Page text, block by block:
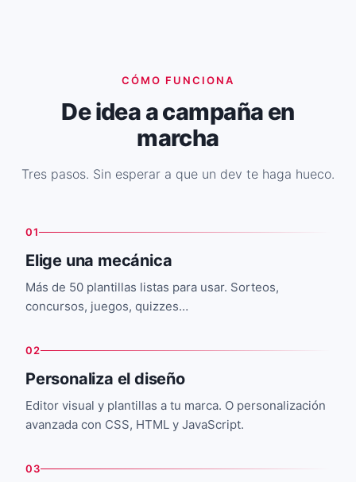
CÓMO FUNCIONA
De idea a campaña en
marcha
Tres pasos. Sin esperar a que un dev te haga hueco.
01
Elige una mecánica
Más de 50 plantillas listas para usar. Sorteos,
concursos, juegos, quizzes…
02
Personaliza el diseño
Editor visual y plantillas a tu marca. O personalización
avanzada con CSS, HTML y JavaScript.
03